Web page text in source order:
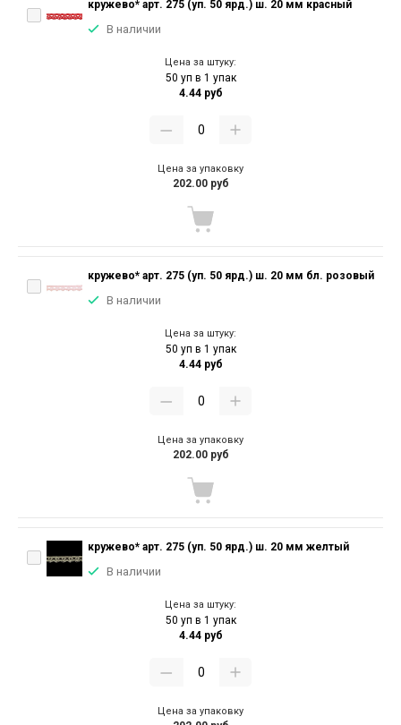
кружево* арт. 275 (уп. 50 ярд.) ш. 20 мм красный
В наличии
Цена за штуку:
50 уп в 1 упак
4.44 руб
Цена за упаковку
202.00 руб
кружево* арт. 275 (уп. 50 ярд.) ш. 20 мм бл. розовый
В наличии
Цена за штуку:
50 уп в 1 упак
4.44 руб
Цена за упаковку
202.00 руб
кружево* арт. 275 (уп. 50 ярд.) ш. 20 мм желтый
В наличии
Цена за штуку:
50 уп в 1 упак
4.44 руб
Цена за упаковку